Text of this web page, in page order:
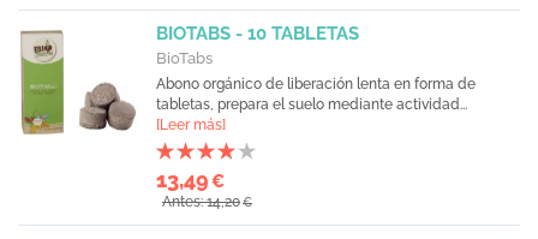
BIOTABS - 10 TABLETAS
BioTabs
Abono orgánico de liberación lenta en forma de
tabletas, prepara el suelo mediante actividad...
[Leer más]
13,49€
Antes: 14,20€